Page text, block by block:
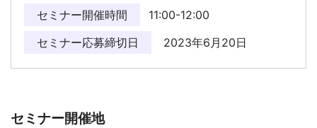
セミナー開催時間
11:00-12:00
セミナー応募締切日
2023年6月20日
セミナー開催地